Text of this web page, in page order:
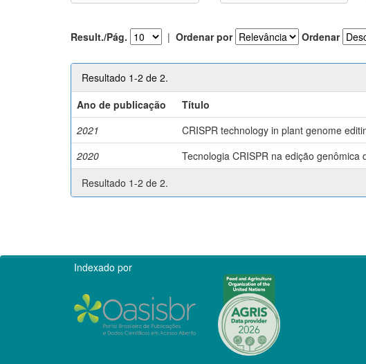
Result./Pág. | Ordenar por Ordenar
Resultado 1-2 de 2.
Ano de publicação
Título
2021
CRISPR technology in plant genome
2020
Tecnologia CRISPR na edição
Resultado 1-2 de 2.
Indexado por